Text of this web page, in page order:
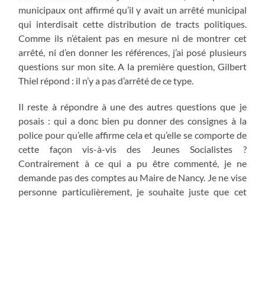
municipaux ont affirmé qu’il y avait un arrêté municipal
qui interdisait cette distribution de tracts politiques.
Comme ils n’étaient pas en mesure ni de montrer cet
arrêté, ni d’en donner les références, j’ai posé plusieurs
questions sur mon site. A la première question, Gilbert
Thiel répond : il n’y a pas d’arrêté de ce type.
Il reste à répondre à une des autres questions que je
posais : qui a donc bien pu donner des consignes à la
police pour qu’elle affirme cela et qu’elle se comporte de
cette façon vis-à-vis des Jeunes Socialistes ?
Contrairement à ce qui a pu être commenté, je ne
demande pas des comptes au Maire de Nancy. Je ne vise
personne particulièrement, je souhaite juste que cet